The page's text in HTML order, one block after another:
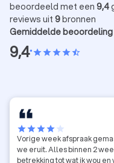
beoordeeld met een 9,4
reviews uit 9bronnen
Gemiddelde beoordeling
9,4•starstarstarstarstar_half
starstarstarstarstar
Vorige week afspraak
we eruit. Alles binnen 2
betrekking tot wat ik wou